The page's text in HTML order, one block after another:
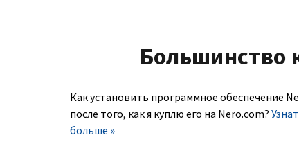
Большинство
Как установить программное обеспечение
после того, как я куплю его на Nero.com?
больше »